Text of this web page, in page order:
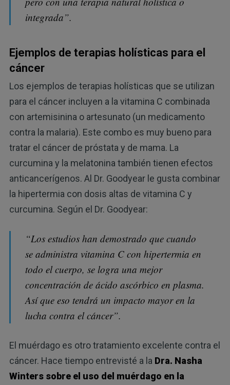
integrada”.
Ejemplos de terapias holísticas para el
cáncer
Los ejemplos de terapias holísticas que se utilizan
para el cáncer incluyen a la vitamina C combinada
con artemisinina o artesunato (un medicamento
contra la malaria). Este combo es muy bueno para
tratar el cáncer de próstata y de mama. La
curcumina y la melatonina también tienen efectos
anticancerígenos. Al Dr. Goodyear le gusta combinar
la hipertermia con dosis altas de vitamina C y
curcumina. Según el Dr. Goodyear:
“Los estudios han demostrado que cuando
se administra vitamina C con hipertermia en
todo el cuerpo, se logra una mejor
concentración de ácido ascórbico en plasma.
Así que eso tendrá un impacto mayor en la
lucha contra el cáncer”.
El muérdago es otro tratamiento excelente contra el
cáncer. Hace tiempo entrevisté a la Dra. Nasha
Winters sobre el uso del muérdago en la